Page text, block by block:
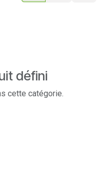
défini
cette catégorie.